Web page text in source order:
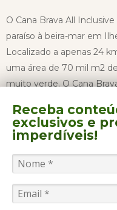
O Cana Brava All
paraíso à beira-mar em
Localizado a apenas 24
uma área de 70 mil m2
muito verde. O Cana
e fica no distrito de
aeroporto mais próximo,
ferruginosas e área
Cacau, um litoral
sul da Bahia, onde a
CONTINUAR LENDO
Receba
exclusivos e
imperdíveis!